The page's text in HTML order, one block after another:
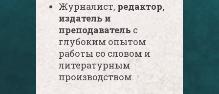
Журналист, редактор,
издатель и
преподаватель с
глубоким опытом
работы со словом и
литературным
производством.